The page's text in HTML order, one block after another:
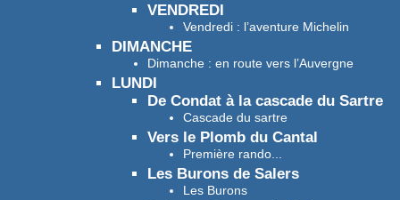
VENDREDI
Vendredi : l’aventure Michelin
DIMANCHE
Dimanche : en route vers l’Auvergne
LUNDI
De Condat à la cascade du Sartre
Cascade du sartre
Vers le Plomb du Cantal
Première rando...
Les Burons de Salers
Les Burons